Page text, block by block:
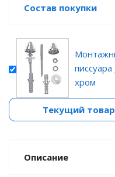
Состав покупки
хром
Текущий товар
Описание